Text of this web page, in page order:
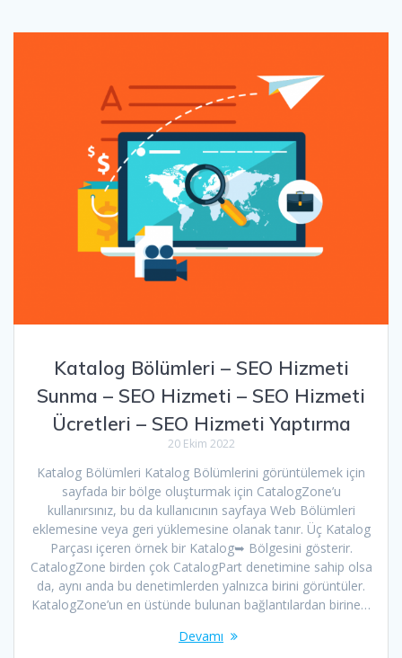
Katalog Bölümleri – SEO Hizmeti
Sunma – SEO Hizmeti – SEO Hizmeti
Ücretleri – SEO Hizmeti Yaptırma
20 Ekim 2022
Katalog Bölümleri Katalog Bölümlerini görüntülemek için
sayfada bir bölge oluşturmak için CatalogZone’u
kullanırsınız, bu da kullanıcının sayfaya Web Bölümleri
eklemesine veya geri yüklemesine olanak tanır. Üç Katalog
Parçası içeren örnek bir Katalog➥ Bölgesini gösterir.
CatalogZone birden çok CatalogPart denetimine sahip olsa
da, aynı anda bu denetimlerden yalnızca birini görüntüler.
KatalogZone’un en üstünde bulunan bağlantılardan birine…
Devamı